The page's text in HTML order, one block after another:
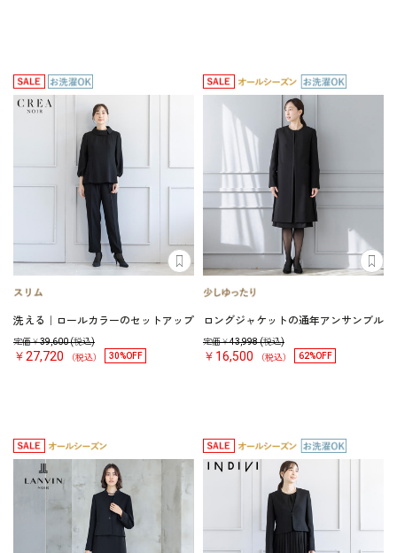
洗える｜ロールカラーのセットアップ
定価￥39,600(税込)
￥27,720 （税込） 30%OFF
ロングジャケットの通年アンサンブル
定価￥43,998(税込)
￥16,500 （税込） 62%OFF